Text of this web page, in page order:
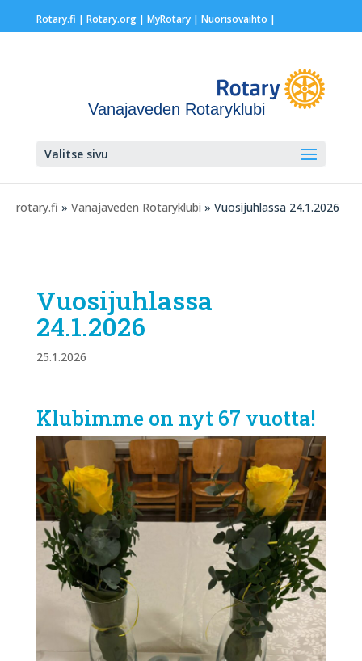
Rotary.fi | Rotary.org| MyRotary | Nuorisovaihto |
Vanajaveden Rotaryklubi
Valitse sivu
rotary.fi » Vanajaveden Rotaryklubi » Vuosijuhlassa 24.1.2026
Vuosijuhlassa
24.1.2026
25.1.2026
Klubimme on nyt 67 vuotta!